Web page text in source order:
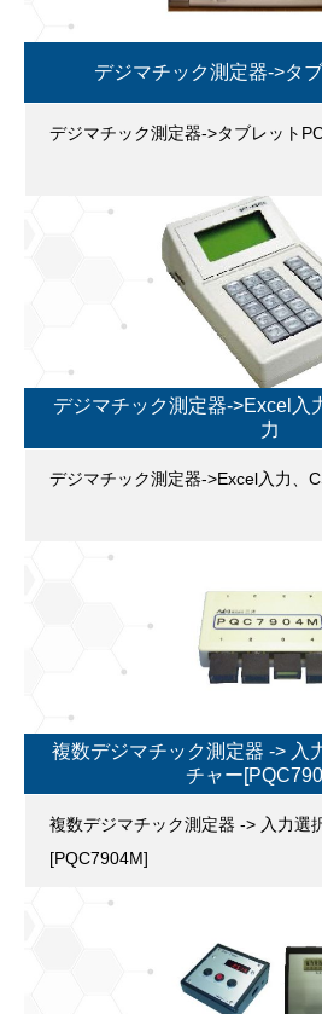
デジマチック測定器->タ
デジマチック測定器->タブレット
デジマチック測定器->Excel入
力
デジマチック測定器->Excel入力、
複数デジマチック測定器 -> 入
チャー
複数デジマチック測定器 -> 入力選
[PQC7904M]